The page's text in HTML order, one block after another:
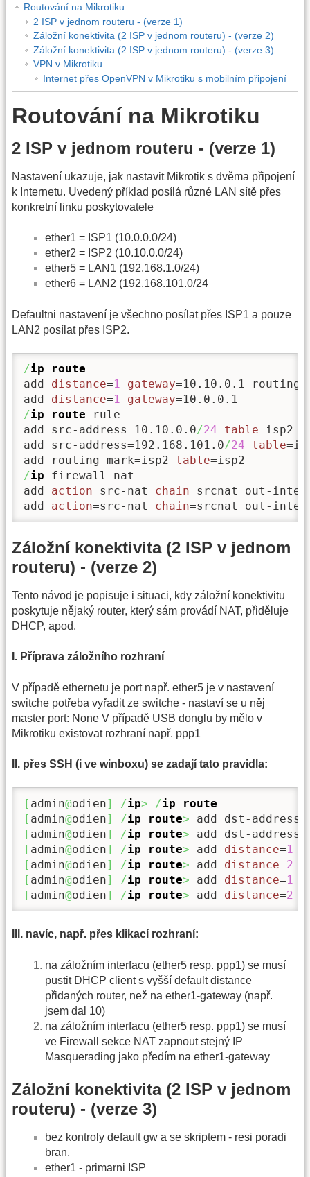
Routování na Mikrotiku
2 ISP v jednom routeru - (verze 1)
Záložní konektivita (2 ISP v jednom routeru) - (verze 2)
Záložní konektivita (2 ISP v jednom routeru) - (verze 3)
VPN v Mikrotiku
Internet přes OpenVPN v Mikrotiku s mobilním připojení
Routování na Mikrotiku
2 ISP v jednom routeru - (verze 1)
Nastavení ukazuje, jak nastavit Mikrotik s dvěma připojení
k Internetu. Uvedený příklad posílá různé LAN sítě přes
konkretní linku poskytovatele
ether1 = ISP1 (10.0.0.0/24)
ether2 = ISP2 (10.10.0.0/24)
ether5 = LAN1 (192.168.1.0/24)
ether6 = LAN2 (192.168.101.0/24
Defaultni nastavení je všechno posílat přes ISP1 a pouze
LAN2 posílat přes ISP2.
/ip route
add distance=1 gateway=10.10.0.1 routing-
add distance=1 gateway
/ip route rule
add src-address=10.10.0.0/24 table=isp2
add src-address=192.168.101.0/24 table
add routing-mark=isp2 table
/ip firewall nat
add action=src-nat chain=srcnat out-
add action=src-nat chain=srcnat out-
Záložní konektivita (2 ISP v jednom
routeru) - (verze 2)
Tento návod je popisuje i situaci, kdy záložní konektivitu
poskytuje nějaký router, který sám provádí NAT, přiděluje
DHCP, apod.
I. Příprava záložního rozhraní
V případě ethernetu je port např. ether5 je v nastavení
switche potřeba vyřadit ze switche - nastaví se u něj
master port: None V případě USB donglu by mělo v
Mikrotiku existovat rozhraní např. ppp1
II. přes SSH (i ve winboxu) se zadají tato pravidla:
[ admin@odien] /ip> /ip route
[ admin@odien] /ip route> add dst-
[ admin@odien] /ip route> add dst-
[ admin@odien] /ip route> add distance=1
[ admin@odien] /ip route> add distance=2
[ admin@odien] /ip route> add distance=1
[ admin@odien] /ip route> add distance=2
III. navíc, např. přes klikací rozhraní:
na záložním interfacu (ether5 resp. ppp1) se musí
pustit DHCP client s vyšší default distance
přidaných router, než na ether1-gateway (např.
jsem dal 10)
na záložním interfacu (ether5 resp. ppp1) se musí
ve Firewall sekce NAT zapnout stejný IP
Masquerading jako předím na ether1-gateway
Záložní konektivita (2 ISP v jednom
routeru) - (verze 3)
bez kontroly default gw a se skriptem - resi poradi
bran.
ether1 - primarni ISP